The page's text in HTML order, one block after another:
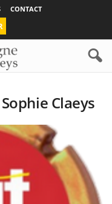
CONTACT
Claeys